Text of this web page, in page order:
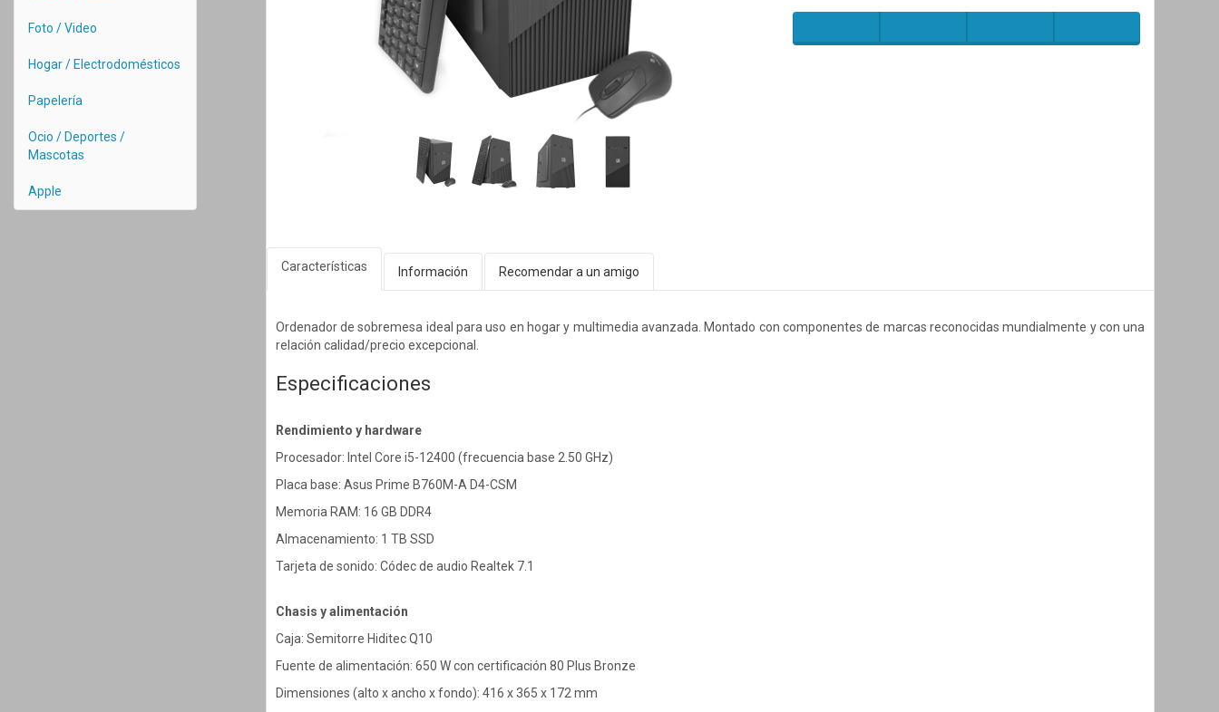
Foto / Video
Hogar / Electrodomésticos
Papelería
Ocio / Deportes /
Mascotas
Apple
Características Información Recomendar a un amigo
Ordenador de sobremesa ideal para uso en hogar y multimedia avanzada. Montado con componentes de marcas reconocidas mundialmente y con una
relación calidad/precio excepcional.
Especificaciones
Rendimiento y hardware
Procesador: Intel Core i5-12400 (frecuencia base 2.50 GHz)
Placa base: Asus Prime B760M-A D4-CSM
Memoria RAM: 16 GB DDR4
Almacenamiento: 1 TB SSD
Tarjeta de sonido: Códec de audio Realtek 7.1
Chasis y alimentación
Caja: Semitorre Hiditec Q10
Fuente de alimentación: 650 W con certificación 80 Plus Bronze
Dimensiones (alto x ancho x fondo): 416 x 365 x 172 mm